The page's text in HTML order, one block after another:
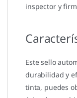
inspector y
Este sello
durabilidad y
tinta, puedes